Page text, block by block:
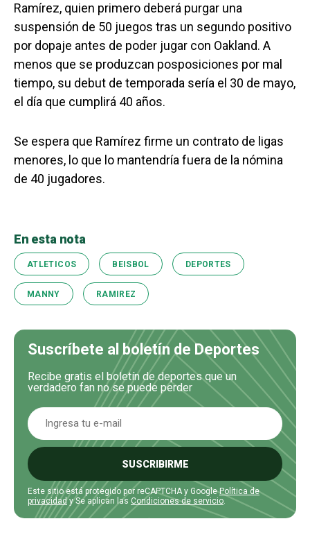
Ramírez, quien primero deberá purgar una
suspensión de 50 juegos tras un segundo positivo
por dopaje antes de poder jugar con Oakland. A
menos que se produzcan posposiciones por mal
tiempo, su debut de temporada sería el 30 de mayo,
el día que cumplirá 40 años.
Se espera que Ramírez firme un contrato de ligas
menores, lo que lo mantendría fuera de la nómina
de 40 jugadores.
En esta nota
ATLETICOS BEISBOL DEPORTES
MANNY RAMIREZ
Suscríbete al boletín de Deportes
Recibe gratis el boletín de deportes que un
verdadero fan no se puede perder
SUSCRIBIRME
Este sitio está protegido por reCAPTCHA y GooglePolítica de
privacidady Se aplican las Condiciones de servicio.